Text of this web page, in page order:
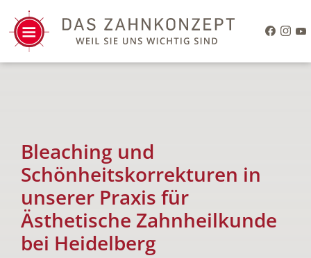
Bleaching und
Schönheitskorrekturen in
unserer Praxis für
Ästhetische Zahnheilkunde
bei Heidelberg